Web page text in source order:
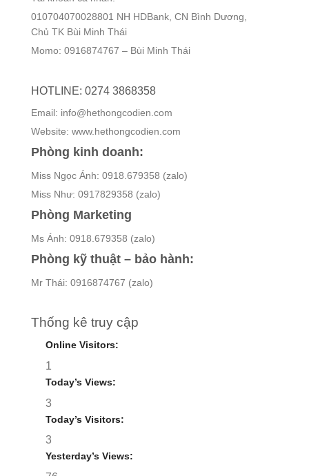
010704070028801 NH HDBank, CN Bình Dương,
Chủ TK Bùi Minh Thái
Momo: 0916874767 – Bùi Minh Thái
HOTLINE: 0274 3868358
Email: info@hethongcodien.com
Website: www.hethongcodien.com
Phòng kinh doanh:
Miss Ngọc Ánh: 0918.679358 (zalo)
Miss Như: 0917829358 (zalo)
Phòng Marketing
Ms Ánh: 0918.679358 (zalo)
Phòng kỹ thuật – bảo hành:
Mr Thái: 0916874767 (zalo)
Thống kê truy cập
Online Visitors:
1
Today’s Views:
3
Today’s Visitors:
3
Yesterday’s Views: